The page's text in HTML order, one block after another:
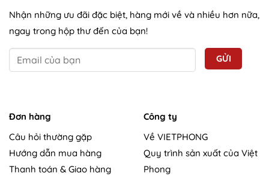
Nhận những ưu đãi đặc biệt, hàng mới về và nhiều hơn nữa,
ngay trong hộp thư đến của bạn!
Đơn hàng
Câu hỏi thường gặp
Hướng dẫn mua hàng
Thanh toán & Giao hàng
Công ty
Về VIETPHONG
Quy trình sản xuất của Việt
Phong